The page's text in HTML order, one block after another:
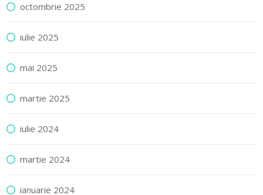
octombrie 2025
iulie 2025
mai 2025
martie 2025
iulie 2024
martie 2024
ianuarie 2024